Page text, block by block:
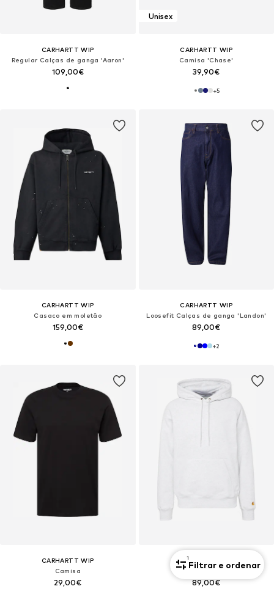
CARHARTT WIP
Regular Calças de ganga 'Aaron'
109,00€
Unisex
CARHARTT WIP
Camisa 'Chase'
39,90€
+5
CARHARTT WIP
Casaco em moletão
159,00€
CARHARTT WIP
Loosefit Calças de ganga 'Landon'
89,00€
+2
CARHARTT WIP
Camisa
29,00€
CARHARTT WIP
Sweatshirt 'Chase'
89,00€
1
Filtrar e ordenar